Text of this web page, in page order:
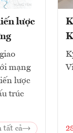
lược
mạng
lược
trúc
tất cả